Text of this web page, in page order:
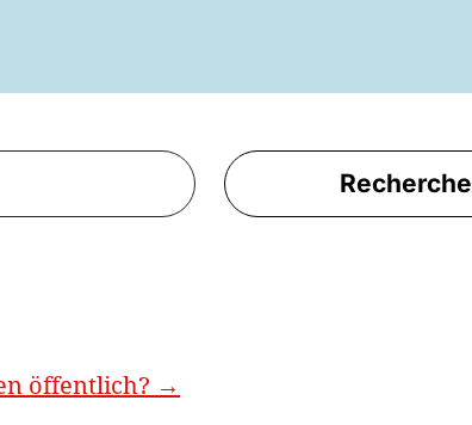
Recherche
öffentlich? →